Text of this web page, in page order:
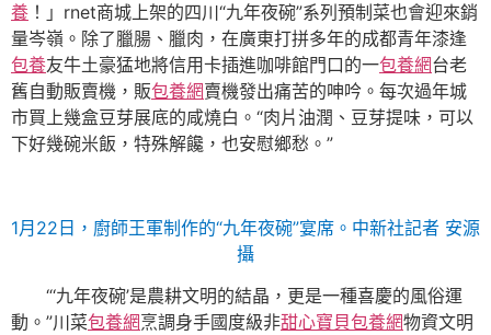
養 ！」rnet商城上架的四川“九年夜碗”系列預制菜也會迎來銷
量岑嶺。除了臘腸、臘肉，在廣東打拼多年的成都青年漆逢
包養友牛土豪猛地將信用卡插進咖啡館門口的一包養網台老
舊自動販賣機，販包養網賣機發出痛苦的呻吟。每次過年城
市買上幾盒豆芽展底的咸燒白。“肉片油潤、豆芽提味，可以
下好幾碗米飯，特殊解饞，也安慰鄉愁。”
1月22日，廚師王軍制作的“九年夜碗”宴席。中新社記者 安源
攝
“‘九年夜碗’是農耕文明的結晶，更是一種喜慶的風俗運
動。”川菜包養網烹調身手國度級非甜心寶貝包養網物資文明